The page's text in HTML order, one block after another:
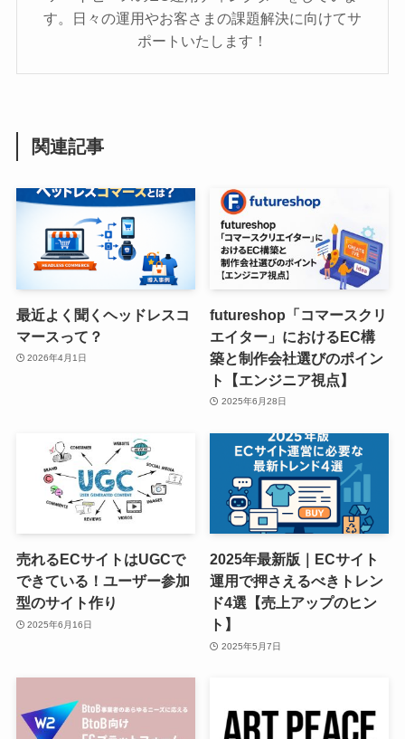
す。日々の運用やお客さまの課題解決に向けてサ
ポートいたします！
関連記事
最近よく聞くヘッドレスコ
マースって？
2026年4月1日
futureshop「コマースクリ
エイター」におけるEC構
築と制作会社選びのポイン
ト【エンジニア視点】
2025年6月28日
売れるECサイトはUGCで
できている！ユーザー参加
型のサイト作り
2025年6月16日
2025年最新版｜ECサイト
運用で押さえるべきトレン
ド4選【売上アップのヒン
ト】
2025年5月7日